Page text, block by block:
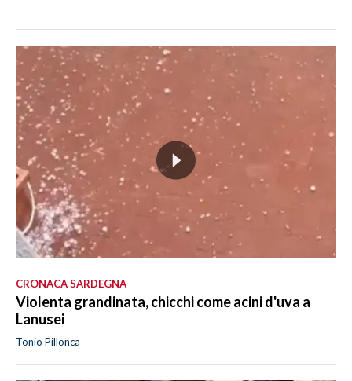
CRONACA SARDEGNA
Violenta grandinata, chicchi come acini d'uva a
Lanusei
Tonio Pillonca